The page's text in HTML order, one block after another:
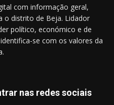
com informação geral,
o distrito de Beja. Lidador
político, económico e de
se com os valores da
nas redes sociais